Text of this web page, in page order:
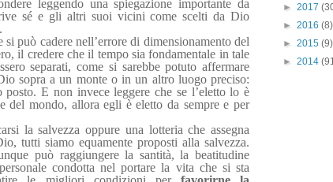
leggendo una spiegazione importante da
sé e gli altri suoi vicini come scelti da Dio
può cadere nell’errore di dimensionamento del
il credere che il tempo sia fondamentale in tale
separati, come si sarebbe potuto affermare
sopra a un monte o in un altro luogo preciso:
E non invece leggere che se l’eletto lo è
del mondo, allora egli è eletto da sempre e per
la salvezza oppure una lotteria che assegna
tutti siamo equamente proposti alla salvezza.
può raggiungere la santità, la beatitudine
condotta nel portare la vita che si sta
► 2017
► 2016 (8)
► 2015 (9)
► 2014